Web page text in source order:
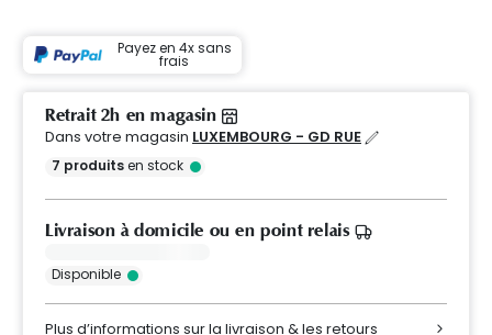
Payez en 4x sans
frais
Retrait 2h en magasin
Dans votre magasin LUXEMBOURG - GD RUE
7 produitsen stock
Livraison à domicile ou en point relais
Disponible
Plus d’informations sur la livraison & les retours